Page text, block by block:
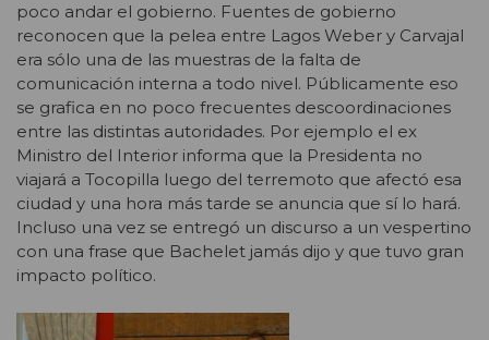
poco andar el gobierno. Fuentes de gobierno
reconocen que la pelea entre Lagos Weber y Carvajal
era sólo una de las muestras de la falta de
comunicación interna a todo nivel. Públicamente eso
se grafica en no poco frecuentes descoordinaciones
entre las distintas autoridades. Por ejemplo el ex
Ministro del Interior informa que la Presidenta no
viajará a Tocopilla luego del terremoto que afectó esa
ciudad y una hora más tarde se anuncia que sí lo hará.
Incluso una vez se entregó un discurso a un vespertino
con una frase que Bachelet jamás dijo y que tuvo gran
impacto político.